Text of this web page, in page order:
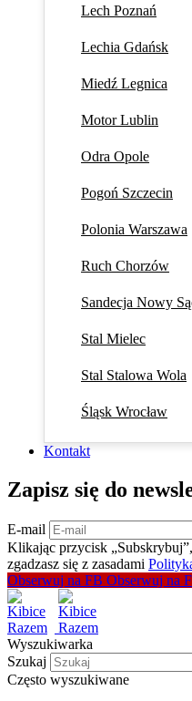
Lech Poznań
Lechia Gdańsk
Miedź Legnica
Motor Lublin
Odra Opole
Pogoń Szczecin
Polonia Warszawa
Ruch Chorzów
Sandecja Nowy
Stal Mielec
Stal Stalowa Wola
Śląsk Wrocław
Kontakt
Zapisz się do
E-mail
Klikając przycisk
zgadzasz się z zasadami
Obserwuj na FB Obserwuj na
Wyszukiwarka
Szukaj
Często wyszukiwane